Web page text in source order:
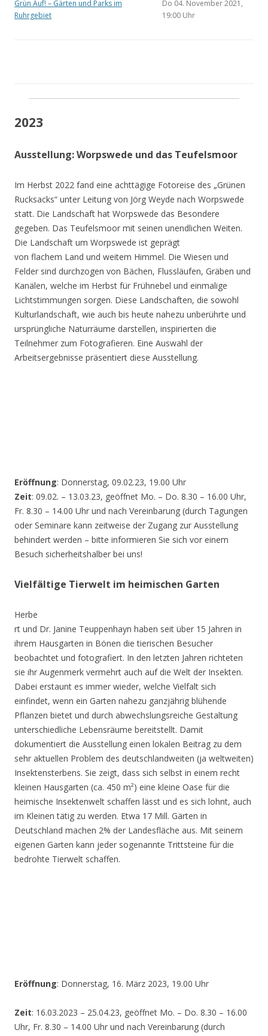
Grün Auf! – Gärten und Parks im
Ruhrgebiet
Do 04. November 2021,
19:00 Uhr
2023
Ausstellung: Worpswede und das Teufelsmoor
Im Herbst 2022 fand eine achttägige Fotoreise des „Grünen
Rucksacks“ unter Leitung von Jörg Weyde nach Worpswede
statt. Die Landschaft hat Worpswede das Besondere
gegeben. Das Teufelsmoor mit seinen unendlichen Weiten.
Die Landschaft um Worpswede ist geprägt
von flachem Land und weitem Himmel. Die Wiesen und
Felder sind durchzogen von Bächen, Flussläufen, Gräben und
Kanälen, welche im Herbst für Frühnebel und einmalige
Lichtstimmungen sorgen. Diese Landschaften, die sowohl
Kulturlandschaft, wie auch bis heute nahezu unberührte und
ursprüngliche Naturräume darstellen, inspirierten die
Teilnehmer zum Fotografieren. Eine Auswahl der
Arbeitsergebnisse präsentiert diese Ausstellung.
Eröffnung: Donnerstag, 09.02.23, 19.00 Uhr
Zeit: 09.02. – 13.03.23, geöffnet Mo. – Do. 8.30 – 16.00 Uhr,
Fr. 8.30 – 14.00 Uhr und nach Vereinbarung (durch Tagungen
oder Seminare kann zeitweise der Zugang zur Ausstellung
behindert werden – bitte informieren Sie sich vor einem
Besuch sicherheitshalber bei uns!
Vielfältige Tierwelt im heimischen Garten
Herbe
rt und Dr. Janine Teuppenhayn haben seit über 15 Jahren in
ihrem Hausgarten in Bönen die tierischen Besucher
beobachtet und fotografiert. In den letzten Jahren richteten
sie ihr Augenmerk vermehrt auch auf die Welt der Insekten.
Dabei erstaunt es immer wieder, welche Vielfalt sich
einfindet, wenn ein Garten nahezu ganzjährig blühende
Pflanzen bietet und durch abwechslungsreiche Gestaltung
unterschiedliche Lebensräume bereitstellt. Damit
dokumentiert die Ausstellung einen lokalen Beitrag zu dem
sehr aktuellen Problem des deutschlandweiten (ja weltweiten)
Insektensterbens. Sie zeigt, dass sich selbst in einem recht
kleinen Hausgarten (ca. 450 m²) eine kleine Oase für die
heimische Insektenwelt schaffen lässt und es sich lohnt, auch
im Kleinen tätig zu werden. Etwa 17 Mill. Gärten in
Deutschland machen 2% der Landesfläche aus. Mit seinem
eigenen Garten kann jeder sogenannte Trittsteine für die
bedrohte Tierwelt schaffen.
Eröffnung: Donnerstag, 16. März 2023, 19.00 Uhr
Zeit: 16.03.2023 – 25.04.23, geöffnet Mo. – Do. 8.30 – 16.00
Uhr, Fr. 8.30 – 14.00 Uhr und nach Vereinbarung (durch